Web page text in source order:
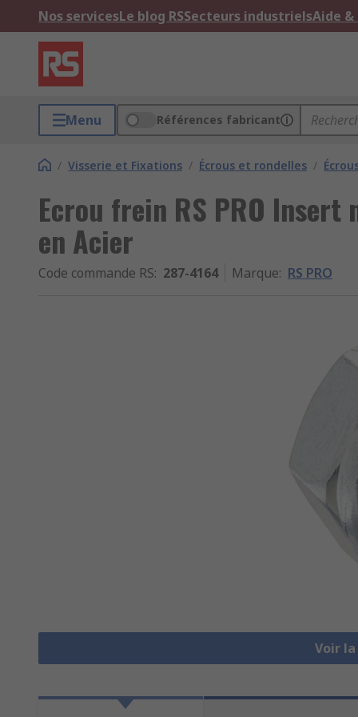
Nos servicesLe blog RSSecteurs industrielsAide
Menu Références fabricant
/ Visserie et Fixations / Écrous et rondelles /
Ecrou frein RS PRO
en Acier
Code commande RS: 287-4164 Marque: RS PRO
Voir